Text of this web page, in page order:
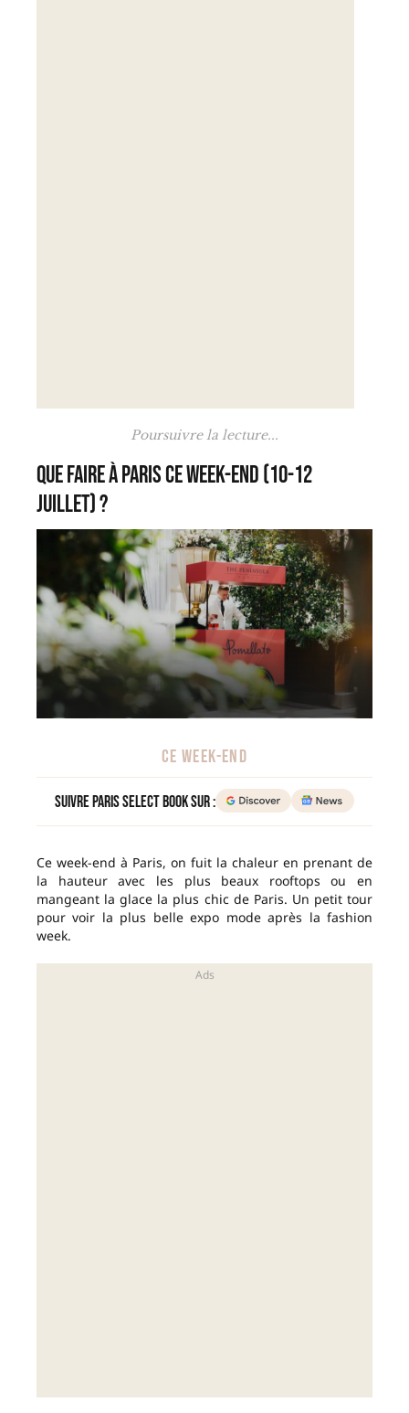
Poursuivre la lecture...
Que faire à Paris ce week-end (10-12
juillet) ?
CE WEEK-END
Suivre Paris Select Book sur :
Ce week-end à Paris, on fuit la chaleur en prenant de
la hauteur avec les plus beaux rooftops ou en
mangeant la glace la plus chic de Paris. Un petit tour
pour voir la plus belle expo mode après la fashion
week.